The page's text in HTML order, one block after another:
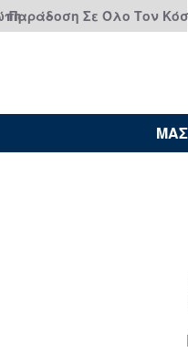
Παράδοση Σε Όλο Τον